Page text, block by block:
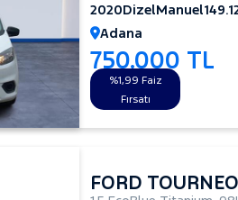
2020DizelManuel
Adana
750.000 TL
%1,99 Faiz
Fırsatı
FORD